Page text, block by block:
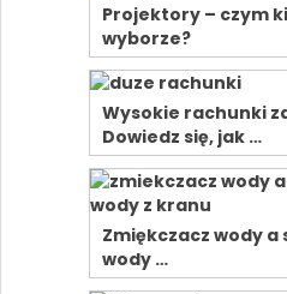
Projektory – czym
wyborze?
Wysokie rachunki
Dowiedz się, jak …
Zmiękczacz wody a
wody …